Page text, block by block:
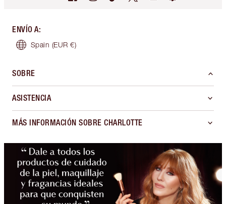
ENVÍO A:
Spain (EUR €)
SOBRE
ASISTENCIA
MÁS INFORMACIÓN SOBRE CHARLOTTE